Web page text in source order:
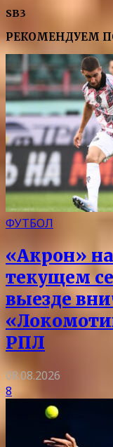
SB3
РЕКОМЕНДУЕМ
ФУТБОЛ
«Акрон»
текущем
выезде
РПЛ
08.08.2026
8